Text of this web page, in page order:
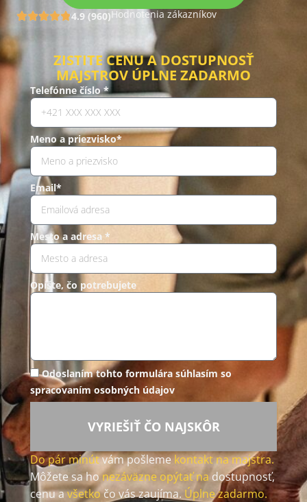
4.9 (960)Hodnotenia zákazníkov
ZISTITE CENU A DOSTUPNOSŤ
MAJSTROV ÚPLNE ZADARMO
Telefónne číslo *
Meno a priezvisko*
Email*
Mesto a adresa *
Opíšte, čo potrebujete
Odoslaním tohto formulára súhlasím so
spracovaním osobných údajov
VYRIEŠIŤ ČO NAJSKÔR
Do pár minútvám pošlemekontakt na majstra.
Môžete sa honezáväzne opýtať na dostupnosť,
cenu avšetkočo vás zaujíma. Úplne zadarmo.